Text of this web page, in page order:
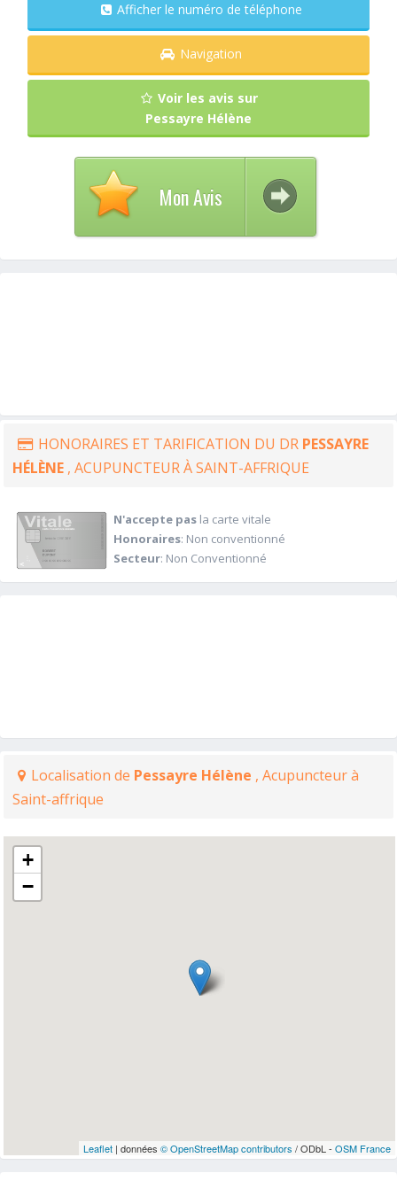
Afficher le numéro de téléphone
Navigation
Voir les avis sur
Pessayre Hélène
Mon Avis
HONORAIRES ET TARIFICATION DU DR PESSAYRE
HÉLÈNE , ACUPUNCTEUR À SAINT-AFFRIQUE
N'accepte pasla carte vitale
Honoraires: Non conventionné
Secteur: Non Conventionné
Localisation de Pessayre Hélène , Acupuncteur à
Saint-affrique
+
−
Leaflet| données © OpenStreetMap contributors / ODbL - OSM France